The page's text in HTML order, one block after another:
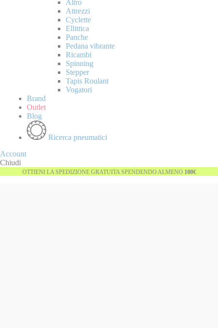
Altro
Attrezzi
Cyclette
Ellittica
Panche
Pedana vibrante
Ricambi
Spinning
Stepper
Tapis Roulant
Vogatori
Brand
Outlet
Blog
Ricerca pneumatici
Account
Chiudi
OTTIENI LA SPEDIZIONE GRATUITA SPENDENDO ALMENO 100€